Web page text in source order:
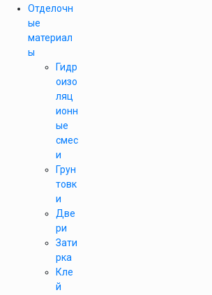
Отделочн
ые
материал
ы
Гидр
оизо
ляц
ионн
ые
смес
и
Грун
товк
и
Две
ри
Зати
рка
Кле
й